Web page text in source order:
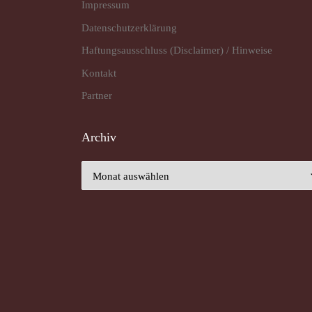
Impressum
Datenschutz­erklärung
Haftungsausschluss (Disclaimer) / Hinweise
Kontakt
Partner
Archiv